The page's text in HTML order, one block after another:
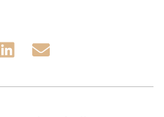
Share Share